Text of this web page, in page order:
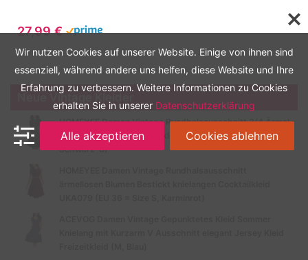
27,99 €
Zuletzt aktualisiert am: August 9, 2026 5:57 a.m.
Neue Vintage Kleider
HOMEYEE Damen Vintage Rundhalsausschnitt 3/4 Ärmel
Retro Knielanges Cocktailkleid A135 (EU 40 = Size L,
Schwarz-B)
Wir nutzen Cookies auf unserer Website. Einige von ihnen sind
essenziell, während andere uns helfen, diese Website und Ihre
Erfahrung zu verbessern. Weitere Informationen zu Cookies
erhalten Sie in unserer Datenschutzerklärung
Alle akzeptieren Cookies ablehnen